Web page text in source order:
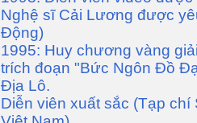
Nghệ sĩ Cải Lương được
Động)
1995: Huy chương vàng
trích đoạn "Bức Ngôn Đồ
Địa Lô.
Diễn viên xuất sắc (Tạp